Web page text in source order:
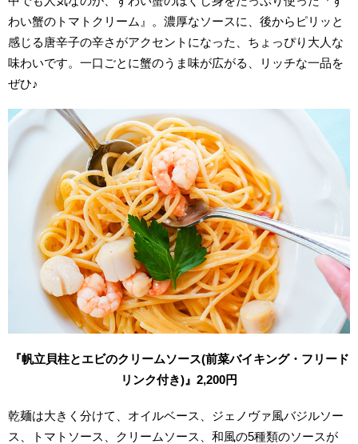
わい蟹のトマトクリーム』。濃厚なソースに、後からピリッと
感じる唐辛子の辛さがアクセントになった、ちょっぴり大人な
味わいです。一口ごとに蟹のうま味が広がる、リッチな一品を
ぜひ♪
『帆立貝柱とエビのクリームソース(前菜バイキング・フリード
リンク付き)』2,200円
乾麺は大きく分けて、オイルベース、ジェノヴァ風バジルソー
ス、トマトソース、クリームソース、和風の5種類のソースが